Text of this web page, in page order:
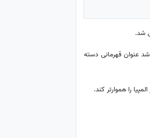
شد.
عنوان قهرمانی دسته
را هموارتر کند.